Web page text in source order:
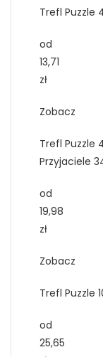
Trefl Puzzle
od
13,71
zł
Zobacz
Trefl Puzzle
Przyjaciele
od
19,98
zł
Zobacz
Trefl Puzzle
od
25,65